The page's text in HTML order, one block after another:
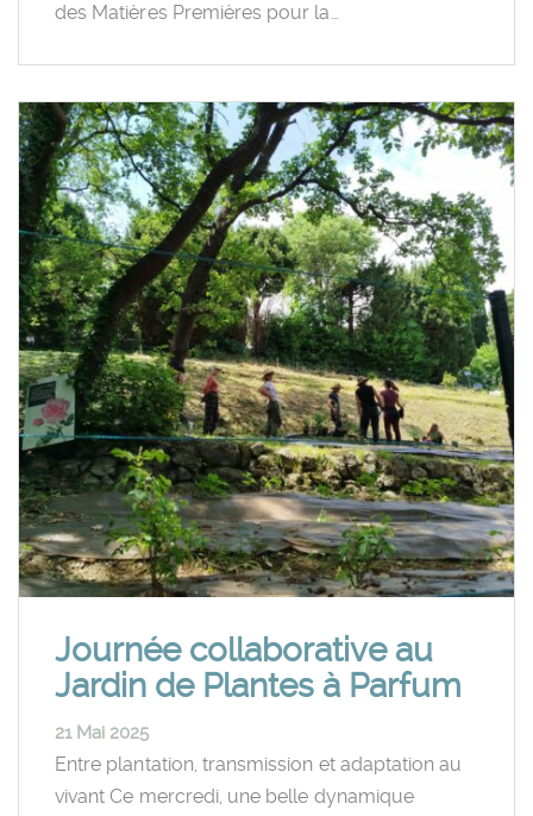
des Matières Premières pour la…
Journée collaborative au
Jardin de Plantes à Parfum
21 Mai 2025
Entre plantation, transmission et adaptation au
vivant Ce mercredi, une belle dynamique